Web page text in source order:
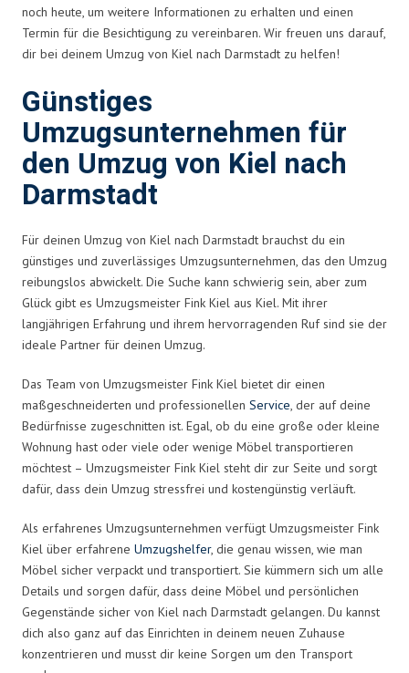
noch heute, um weitere Informationen zu erhalten und einen
Termin für die Besichtigung zu vereinbaren. Wir freuen uns darauf,
dir bei deinem Umzug von Kiel nach Darmstadt zu helfen!
Günstiges
Umzugsunternehmen für
den Umzug von Kiel nach
Darmstadt
Für deinen Umzug von Kiel nach Darmstadt brauchst du ein
günstiges und zuverlässiges Umzugsunternehmen, das den Umzug
reibungslos abwickelt. Die Suche kann schwierig sein, aber zum
Glück gibt es Umzugsmeister Fink Kiel aus Kiel. Mit ihrer
langjährigen Erfahrung und ihrem hervorragenden Ruf sind sie der
ideale Partner für deinen Umzug.
Das Team von Umzugsmeister Fink Kiel bietet dir einen
maßgeschneiderten und professionellen Service, der auf deine
Bedürfnisse zugeschnitten ist. Egal, ob du eine große oder kleine
Wohnung hast oder viele oder wenige Möbel transportieren
möchtest – Umzugsmeister Fink Kiel steht dir zur Seite und sorgt
dafür, dass dein Umzug stressfrei und kostengünstig verläuft.
Als erfahrenes Umzugsunternehmen verfügt Umzugsmeister Fink
Kiel über erfahrene Umzugshelfer, die genau wissen, wie man
Möbel sicher verpackt und transportiert. Sie kümmern sich um alle
Details und sorgen dafür, dass deine Möbel und persönlichen
Gegenstände sicher von Kiel nach Darmstadt gelangen. Du kannst
dich also ganz auf das Einrichten in deinem neuen Zuhause
konzentrieren und musst dir keine Sorgen um den Transport